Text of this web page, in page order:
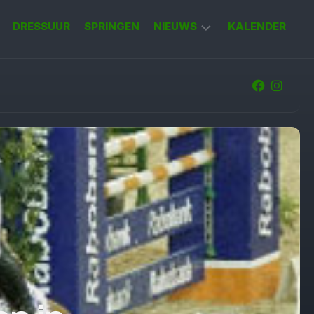
DRESSUUR SPRINGEN NIEUWS KALENDER